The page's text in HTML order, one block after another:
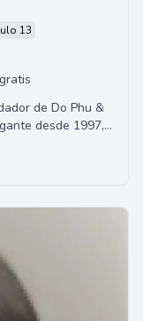
13
de Do Phu &
desde 1997,